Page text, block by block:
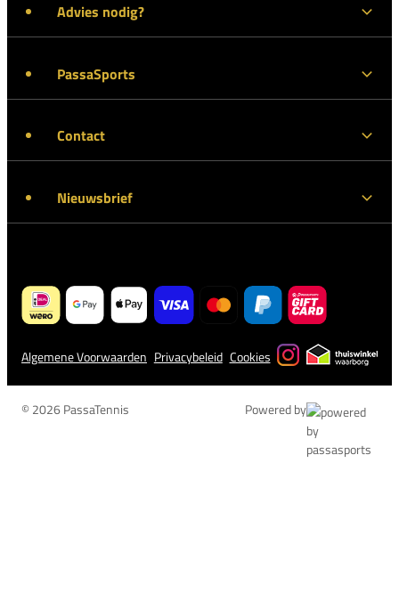
Advies nodig?
PassaSports
Contact
Nieuwsbrief
Algemene Voorwaarden Privacybeleid Cookies
© 2026 PassaTennis Powered by